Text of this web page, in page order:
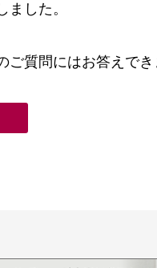
した。
ご質問にはお答えでき